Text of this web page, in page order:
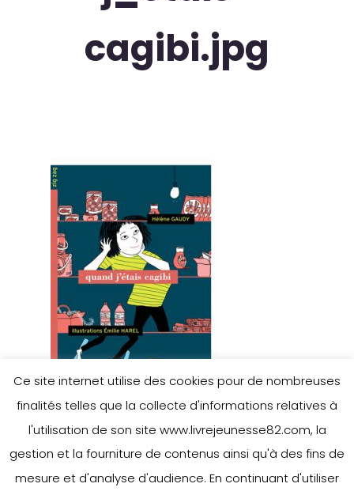
cagibi.jpg
Ce site internet utilise des cookies pour de nombreuses
finalités telles que la collecte d'informations relatives à
l'utilisation de son site www.livrejeunesse82.com, la
gestion et la fourniture de contenus ainsi qu'à des fins de
mesure et d'analyse d'audience. En continuant d'utiliser